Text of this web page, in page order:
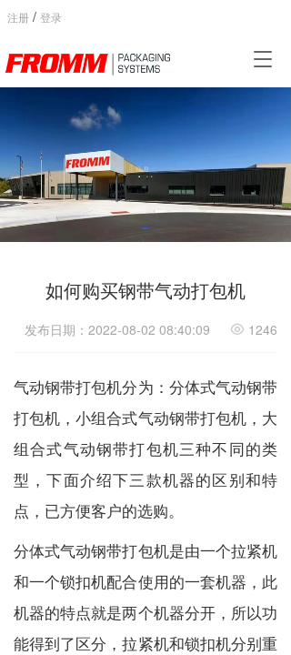
注册 / 登录
T
e
n
a
v
g
n
如何购买钢带气动打包机
发布日期：2022-08-02 08:40:09 1246
气动钢带打包机分为：分体式气动钢带
打包机，小组合式气动钢带打包机，大
组合式气动钢带打包机三种不同的类
型，下面介绍下三款机器的区别和特
点，已方便客户的选购。
分体式气动钢带打包机是由一个拉紧机
和一个锁扣机配合使用的一套机器，此
机器的特点就是两个机器分开，所以功
能得到了区分，拉紧机和锁扣机分别重